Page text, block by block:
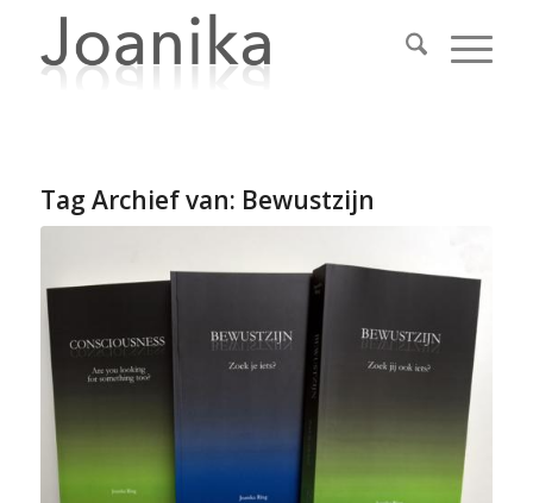
Tag Archief van: Bewustzijn